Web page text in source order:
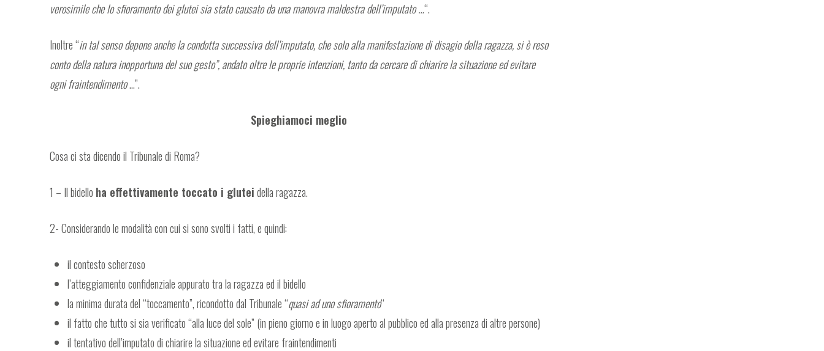
verosimile che lo sfioramento dei glutei sia stato causato da una manovra maldestra dell’imputato …“.
Inoltre “in tal senso depone anche la condotta successiva dell’imputato, che solo alla manifestazione di disagio della ragazza, si è reso
conto della natura inopportuna del suo gesto”, andato oltre le proprie intenzioni, tanto da cercare di chiarire la situazione ed evitare
ogni fraintendimento…”.
Spieghiamoci meglio
Cosa ci sta dicendo il Tribunale di Roma?
1 – Il bidello ha effettivamente toccato i gluteidella ragazza.
2- Considerando le modalità con cui si sono svolti i fatti, e quindi:
il contesto scherzoso
l’atteggiamento confidenziale appurato tra la ragazza ed il bidello
la minima durata del “toccamento”, ricondotto dal Tribunale “quasi ad uno sfioramento“
il fatto che tutto si sia verificato “alla luce del sole” (in pieno giorno e in luogo aperto al pubblico ed alla presenza di altre persone)
il tentativo dell’imputato di chiarire la situazione ed evitare fraintendimenti